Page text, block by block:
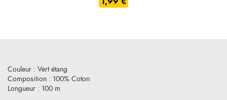
Couleur : Vert étang
Composition : 100% Coton
Longueur : 100 m